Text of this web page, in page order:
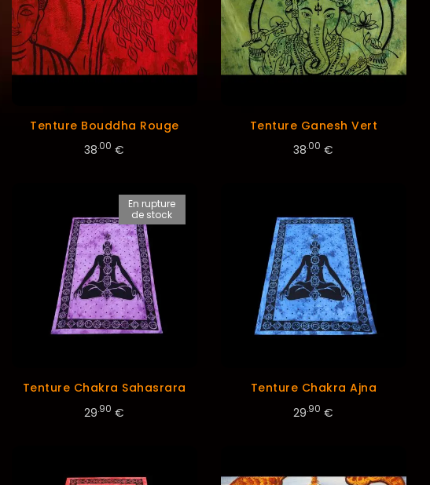
Tenture Bouddha Rouge
38.00 €
Tenture Ganesh Vert
38.00 €
En rupture
de stock
Tenture Chakra Sahasrara
29.90 €
Tenture Chakra Ajna
29.90 €